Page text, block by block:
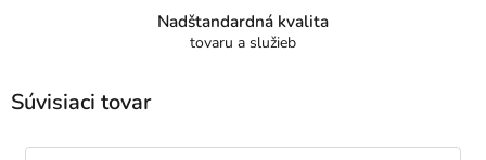
Nadštandardná kvalita
tovaru a služieb
Súvisiaci tovar